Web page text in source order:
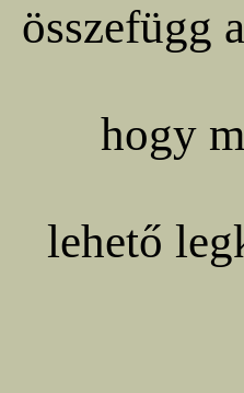
összefügg a
hogy
lehető